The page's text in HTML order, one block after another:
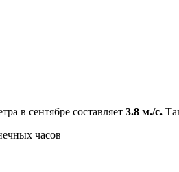
в сентябре составляет 3.8 м./с.
часов